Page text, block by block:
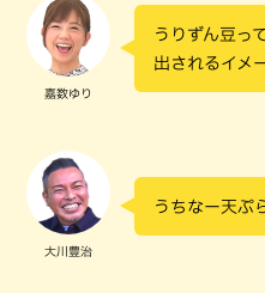
嘉数ゆり
うりずん豆っ
出されるイメ
大川豊治
うちなー天ぷ